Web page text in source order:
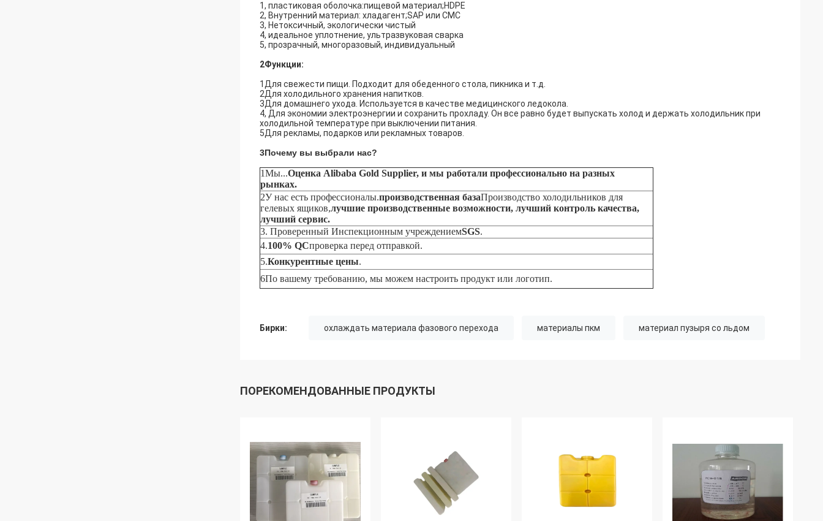
1, пластиковая оболочка:пищевой материал;HDPE
2, Внутренний материал: хладагент;SAP или CMC
3, Нетоксичный, экологически чистый
4, идеальное уплотнение, ультразвуковая сварка
5, прозрачный, многоразовый, индивидуальный
2Функции:
1Для свежести пищи. Подходит для обеденного стола, пикника и т.д.
2Для холодильного хранения напитков.
3Для домашнего ухода. Используется в качестве медицинского ледокола.
4, Для экономии электроэнергии и сохранить прохладу. Он все равно будет выпускать холод и держать холодильник при
холодильной температуре при выключении питания.
5Для рекламы, подарков или рекламных товаров.
3Почему вы выбрали нас?
1Мы...Оценка Alibaba Gold Supplier, и мы работали профессионально на разных
рынках.
2У нас есть профессионалы.производственная базаПроизводство холодильников для
гелевых ящиков,лучшие производственные возможности, лучший контроль качества,
лучший сервис.
3. Проверенный Инспекционным учреждениемSGS.
4.100% QCпроверка перед отправкой.
5.Конкурентные цены.
6По вашему требованию, мы можем настроить продукт или логотип.
Бирки: охлаждать материала фазового перехода материалы пкм материал пузыря со льдом
ПОРЕКОМЕНДОВАННЫЕ ПРОДУКТЫ